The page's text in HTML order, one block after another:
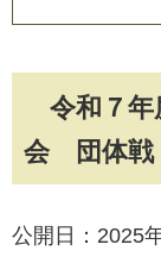
令和７年
会 団体戦
公開日：2025